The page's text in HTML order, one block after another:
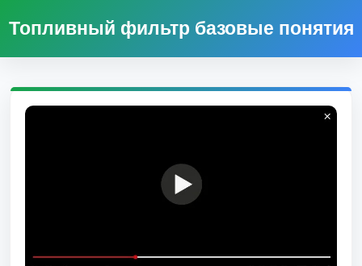
Топливный фильтр базовые понятия